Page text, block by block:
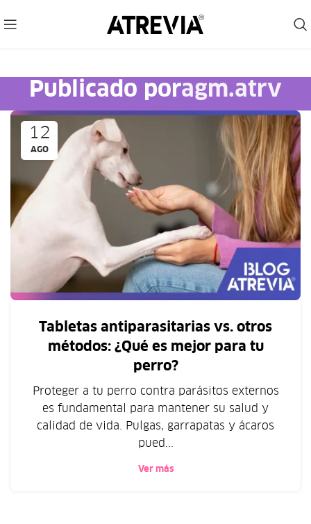
Publicado poragm.atrv
12
AGO
Tabletas antiparasitarias vs. otros
métodos: ¿Qué es mejor para tu
perro?
Proteger a tu perro contra parásitos externos
es fundamental para mantener su salud y
calidad de vida. Pulgas, garrapatas y ácaros
pued...
Ver más